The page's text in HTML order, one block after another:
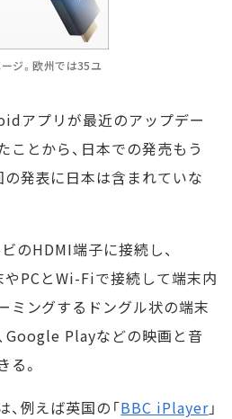
ジ。欧州では35ユ
アプリが最近のアップデー
ことから、日本での発売もう
の発表に日本は含まれていな
のHDMI端子に接続し、
PCとWi-Fiで接続して端末内
ミングするドングル状の端末
Google Playなどの映画と音
。
例えば英国の「BBC iPlayer」